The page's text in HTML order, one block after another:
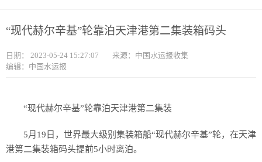
“现代赫尔辛基”轮靠泊天津港第二集装箱码头
日期： 2023-05-24 15:27:07
来源：中国水运报收集
编辑：中国水运报
“现代赫尔辛基”轮靠泊天津港第二集装
5月19日，世界最大级别集装箱船“现代赫尔辛基”轮，在天津
港第二集装箱码头提前5小时离泊。